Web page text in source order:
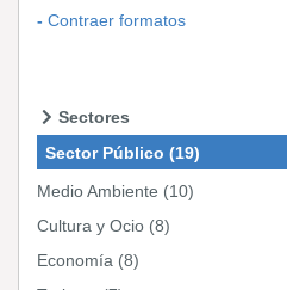
Contraer formatos
Sectores
Sector Público (19)
Medio Ambiente (10)
Cultura y Ocio (8)
Economía (8)